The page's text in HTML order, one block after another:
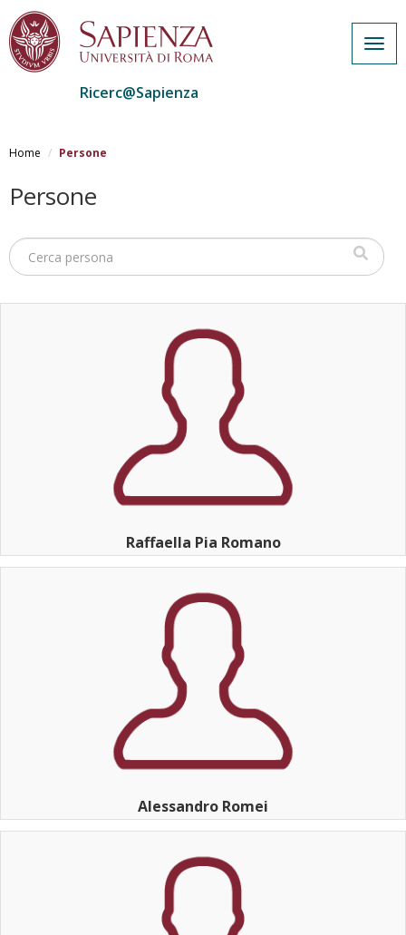
al
principale
Ricerc@Sapienza
Home Persone
Persone
Raffaella Pia Romano
Alessandro Romei